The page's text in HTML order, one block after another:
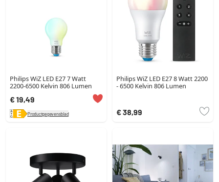
Philips WiZ LED E27 7 Watt
2200-6500 Kelvin 806 Lumen
€ 19,49
Productgegevensblad
Philips WiZ LED E27 8 Watt 2200
- 6500 Kelvin 806 Lumen
€ 38,99